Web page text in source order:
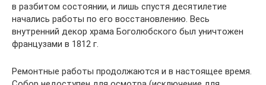
в разбитом состоянии, и лишь спустя десятилетие
начались работы по его восстановлению. Весь
внутренний декор храма Боголюбского был уничтожен
французами в 1812 г.
Ремонтные работы продолжаются и в настоящее время.